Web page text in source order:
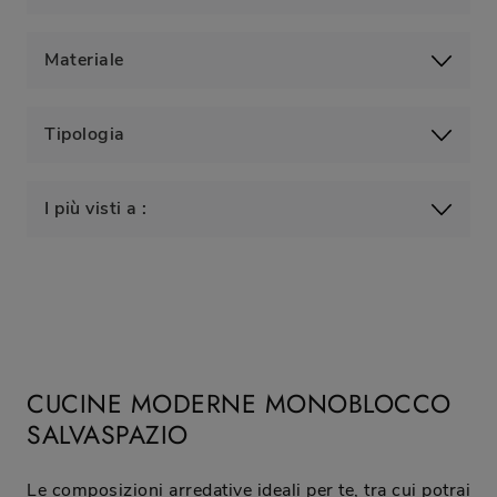
Materiale
Tipologia
I più visti a :
CUCINE MODERNE MONOBLOCCO
SALVASPAZIO
Le composizioni arredative ideali per te, tra cui potrai